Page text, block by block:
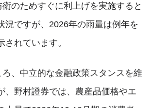
のためすぐに利上げを実施すると
況ですが、2026年の雨量は例年を
れています。
、中立的な金融政策スタンスを維
、野村證券では、農産品価格やエ